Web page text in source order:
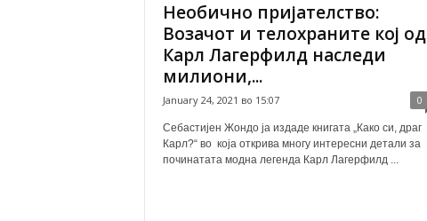
Необично пријателство:
Возачот и телохраните кој од
Карл Лагерфилд наследи
милиони,...
January 24, 2021 во 15:07 0
Себастијен Жондо ја издаде книгата „Како си, драг
Карл?“ во која открива многу интересни детали за
починатата модна легенда Карл Лагерфилд ...